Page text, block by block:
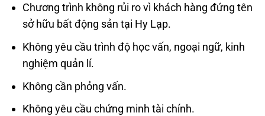
Chương trình không rủi ro vì khách hàng đứng tên
sở hữu bất động sản tại Hy Lạp.
Không yêu cầu trình độ học vấn, ngoại ngữ, kinh
nghiệm quản lí.
Không cần phỏng vấn.
Không yêu cầu chứng minh tài chính.